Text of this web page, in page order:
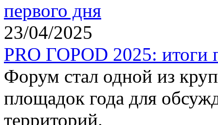
23/04/2025
PRO ГОРОD 2025: итоги
Форум стал одной из
площадок года для
территорий.